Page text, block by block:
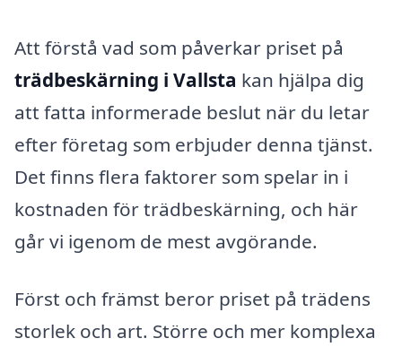
Att förstå vad som påverkar priset på
trädbeskärning i Vallsta kan hjälpa dig
att fatta informerade beslut när du letar
efter företag som erbjuder denna tjänst.
Det finns flera faktorer som spelar in i
kostnaden för trädbeskärning, och här
går vi igenom de mest avgörande.
Först och främst beror priset på trädens
storlek och art. Större och mer komplexa